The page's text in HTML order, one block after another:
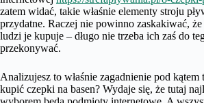
zatem widać, takie właśnie elementy stroju
przydatne. Raczej nie powinno zaskakiwać,
ludzi je kupuje – długo nie trzeba ich zaś do
przekonywać.
Analizujesz to właśnie zagadnienie pod kątem
kupić czepki na basen? Wydaje się, że tutaj